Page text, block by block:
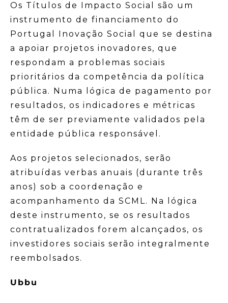
Os Títulos de Impacto Social são um
instrumento de financiamento do
Portugal Inovação Social que se destina
a apoiar projetos inovadores, que
respondam a problemas sociais
prioritários da competência da política
pública. Numa lógica de pagamento por
resultados, os indicadores e métricas
têm de ser previamente validados pela
entidade pública responsável.
Aos projetos selecionados, serão
atribuídas verbas anuais (durante três
anos) sob a coordenação e
acompanhamento da SCML. Na lógica
deste instrumento, se os resultados
contratualizados forem alcançados, os
investidores sociais serão integralmente
reembolsados.
Ubbu